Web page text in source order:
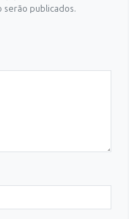
serão publicados.